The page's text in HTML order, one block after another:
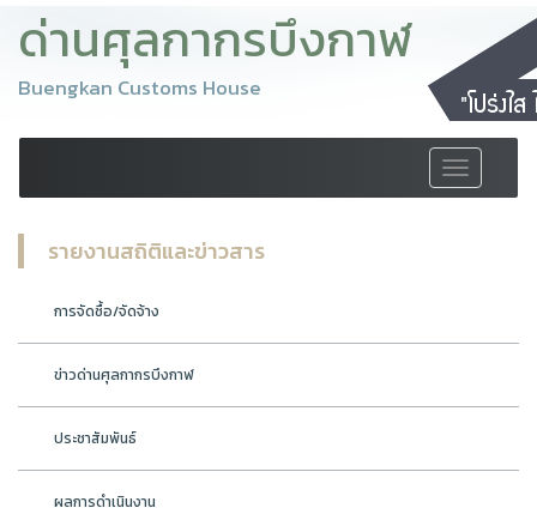
ด่านศุลกากรบึงกาฬ
Buengkan Customs House
Toggle
navigation
รายงานสถิติและข่าวสาร
การจัดซื้อ/จัดจ้าง
ข่าวด่านศุลกากรบึงกาฬ
ประชาสัมพันธ์
ผลการดำเนินงาน